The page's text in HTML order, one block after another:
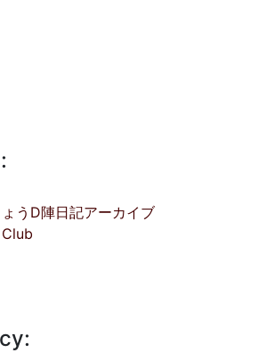
うD陣日記アーカイブ